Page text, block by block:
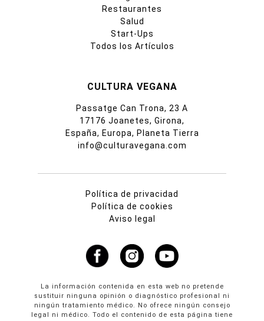
Restaurantes
Salud
Start-Ups
Todos los Artículos
CULTURA VEGANA
Passatge Can Trona, 23 A
17176 Joanetes, Girona,
España, Europa, Planeta Tierra
info@culturavegana.com
Política de privacidad
Política de cookies
Aviso legal
La información contenida en esta web no pretende
sustituir ninguna opinión o diagnóstico profesional ni
ningún tratamiento médico. No ofrece ningún consejo
legal ni médico. Todo el contenido de esta página tiene